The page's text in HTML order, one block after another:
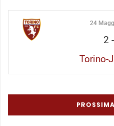
24
2 -
Torino-